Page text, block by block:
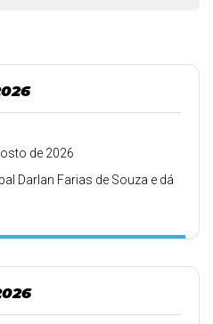
de 2026
Darlan Farias de Souza e dá